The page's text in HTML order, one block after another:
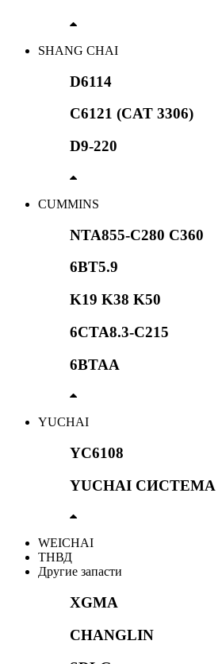
SHANG CHAI
D6114
C6121 (CAT 3306)
D9-220
CUMMINS
NTA855-C280 C360
6BT5.9
K19 K38 K50
6CTA8.3-C215
6BTAA
YUCHAI
YC6108
YUCHAI СИСТЕМА
WEICHAI
ТНВД
Другие запасти
XGMA
CHANGLIN